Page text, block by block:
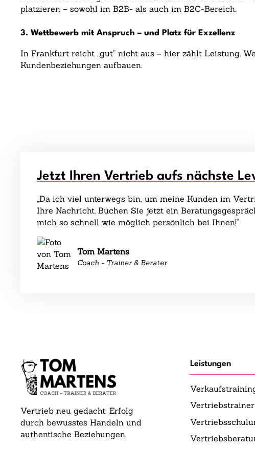
platzieren – sowohl im B2B- als auch im B2C-Bereich.
3. Wettbewerb mit Anspruch – und Platz für Exzellenz
In Frankfurt reicht „gut“ nicht aus – hier zählt Leistung.
Kundenbeziehungen aufbauen.
Jetzt Ihren Vertrieb aufs nächste
„Da ich viel unterwegs bin, um meine Kunden im
Ihre Nachricht. Buchen Sie jetzt ein
mich so schnell wie möglich persönlich bei Ihnen!“
Tom Martens
Coach - Trainer & Berater
Vertrieb neu gedacht: Erfolg
durch bewusstes Handeln und
authentische Beziehungen.
Leistungen
Vertriebstrainer